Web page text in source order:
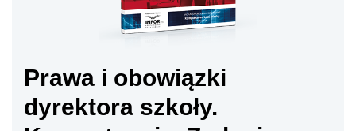
Prawa i obowiązki
dyrektora szkoły.